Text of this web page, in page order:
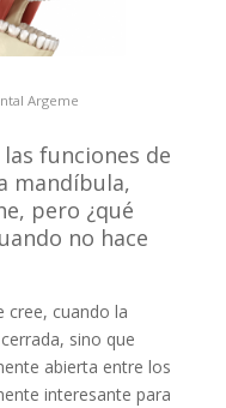
Argeme
funciones de
mandíbula,
pero ¿qué
no hace
cree, cuando la
sino que
abierta entre los
interesante para